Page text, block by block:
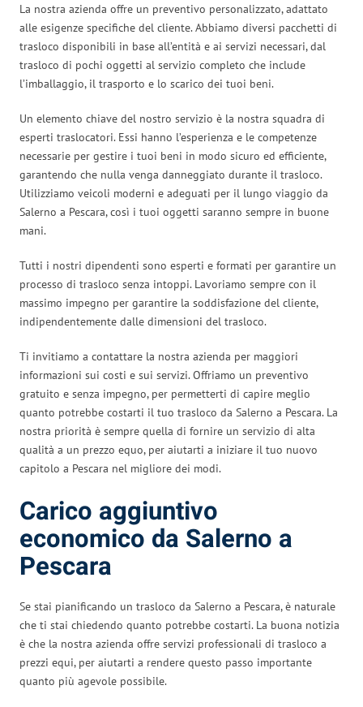
La nostra azienda offre un preventivo personalizzato, adattato
alle esigenze specifiche del cliente. Abbiamo diversi pacchetti di
trasloco disponibili in base all’entità e ai servizi necessari, dal
trasloco di pochi oggetti al servizio completo che include
l’imballaggio, il trasporto e lo scarico dei tuoi beni.
Un elemento chiave del nostro servizio è la nostra squadra di
esperti traslocatori. Essi hanno l’esperienza e le competenze
necessarie per gestire i tuoi beni in modo sicuro ed efficiente,
garantendo che nulla venga danneggiato durante il trasloco.
Utilizziamo veicoli moderni e adeguati per il lungo viaggio da
Salerno a Pescara, così i tuoi oggetti saranno sempre in buone
mani.
Tutti i nostri dipendenti sono esperti e formati per garantire un
processo di trasloco senza intoppi. Lavoriamo sempre con il
massimo impegno per garantire la soddisfazione del cliente,
indipendentemente dalle dimensioni del trasloco.
Ti invitiamo a contattare la nostra azienda per maggiori
informazioni sui costi e sui servizi. Offriamo un preventivo
gratuito e senza impegno, per permetterti di capire meglio
quanto potrebbe costarti il tuo trasloco da Salerno a Pescara. La
nostra priorità è sempre quella di fornire un servizio di alta
qualità a un prezzo equo, per aiutarti a iniziare il tuo nuovo
capitolo a Pescara nel migliore dei modi.
Carico aggiuntivo
economico da Salerno a
Pescara
Se stai pianificando un trasloco da Salerno a Pescara, è naturale
che ti stai chiedendo quanto potrebbe costarti. La buona notizia
è che la nostra azienda offre servizi professionali di trasloco a
prezzi equi, per aiutarti a rendere questo passo importante
quanto più agevole possibile.